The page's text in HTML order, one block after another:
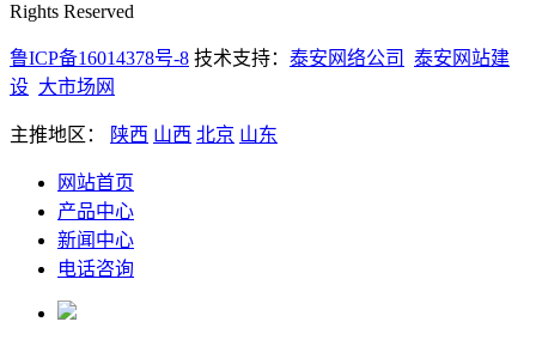
Rights Reserved
鲁ICP备16014378号-8 技术支持： 泰安网络公司
泰安网站建
设 大市场网
主推地区： 陕西 山西 北京 山东
网站首页
产品中心
新闻中心
电话咨询